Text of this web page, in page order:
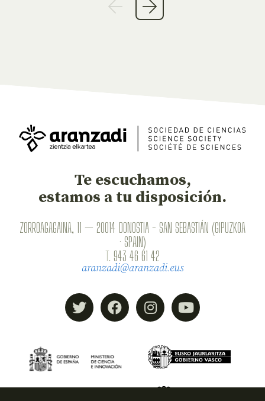
Te escuchamos,
estamos a tu disposición.
ZORROAGAGAINA, 11 — 20014 DONOSTIA - SAN SEBASTIÁN (GIPUZKOA
· SPAIN)
T. 943 46 61 42
aranzadi@aranzadi.eus